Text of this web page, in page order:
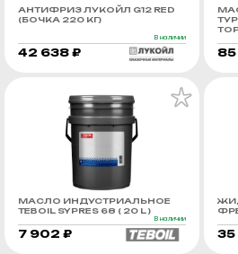
АНТИФРИЗ ЛУКОЙЛ G12 RED
(БОЧКА 220 КГ)
В наличии
42 638 ₽
МАСЛО ИНДУСТРИАЛЬНОЕ
TEBOIL SYPRES 68 ( 20 L )
В наличии
7 902 ₽ 35